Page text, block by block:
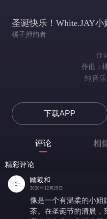
圣诞快乐！White.JAY小
橘子押韵者
作
作曲 :
纯音
下载APP
评论 相
精彩评论
顾羲和_
2020年12月29日
像是一个有温柔的小姐
茶。在圣诞节的清晨，